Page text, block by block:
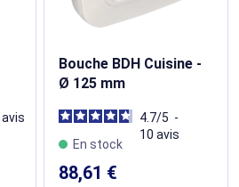
avis
Bouche BDH Cuisine -
Ø 125 mm
4.7/5 -
10 avis
En stock
88,61 €